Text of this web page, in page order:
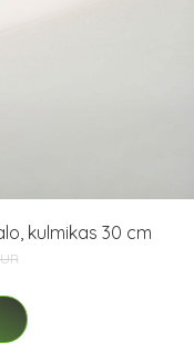
kulmikas 30 cm